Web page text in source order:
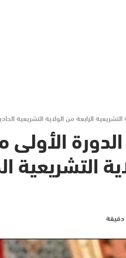
الرابعة من الولاية التشريعية
التشريعية